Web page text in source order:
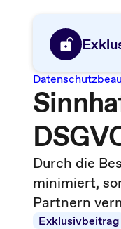
Durch die
minimiert,
Partnern
Exklusivbeitrag